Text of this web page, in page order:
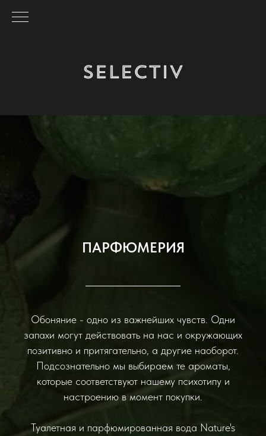
ПАРФЮМЕРИЯ
Обоняние - одно из важнейших чувств. Одни
запахи могут действовать на нас и окружающих
позитивно и притягательно, а другие наоборот.
Подсознательно мы выбираем те ароматы,
которые соответствуют нашему психотипу и
настроению в момент покупки.
Туалетная и парфюмированная вода Nature's